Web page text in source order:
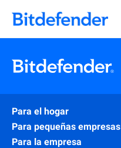
Para el hogar
Para pequeñas empresas
Para la empresa